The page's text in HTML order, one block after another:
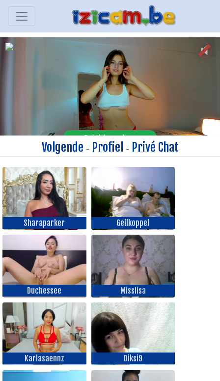
Volgende - Profiel - Privé Chat
Sharaparker Geilkoppel
Duchessee Misslisa
Karlasaennz Diksi9